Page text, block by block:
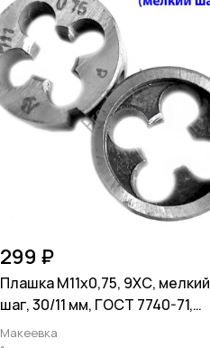
299 ₽
Плашка М11х0,75, 9ХС, мелкий
шаг, 30/11 мм, ГОСТ 7740-71,
СССР
Макеевка